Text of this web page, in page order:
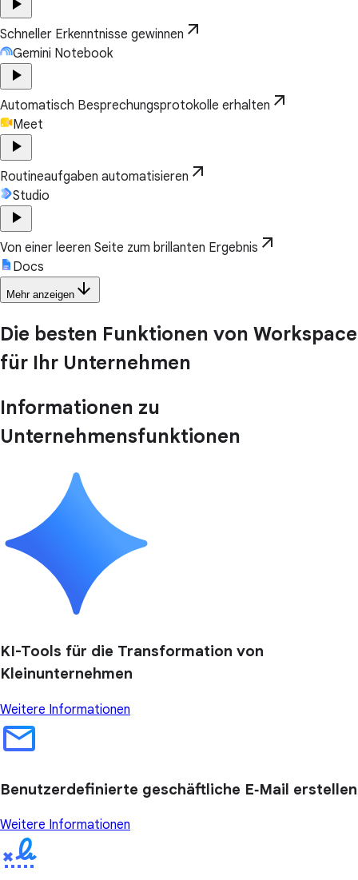
Schneller Erkenntnisse gewinnen arrow_outward
Gemini Notebook
play_arrow
Automatisch Besprechungsprotokolle erhalten arrow_outward
Meet
play_arrow
Routineaufgaben automatisieren arrow_outward
Studio
play_arrow
Von einer leeren Seite zum brillanten Ergebnis arrow_outward
Docs
Mehr anzeigen arrow_downward
Die besten Funktionen von Workspace
für Ihr Unternehmen
Informationen zu
Unternehmensfunktionen
KI-Tools für die Transformation von
Kleinunternehmen
Weitere Informationen
Benutzerdefinierte geschäftliche E‑Mail erstellen
Weitere Informationen